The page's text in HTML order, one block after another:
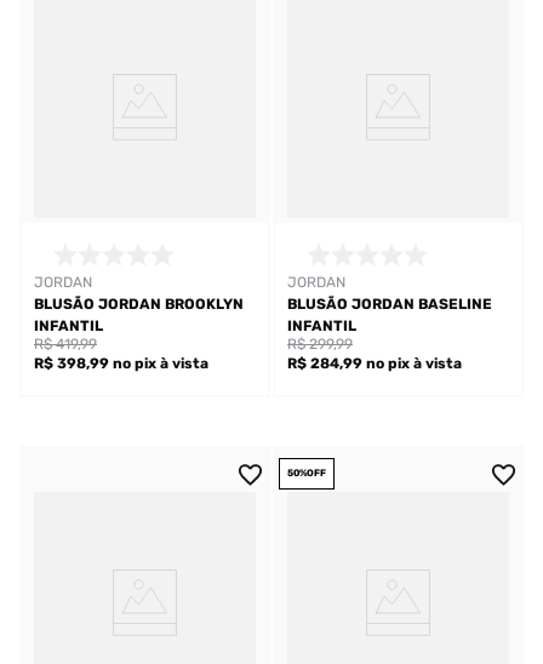
JORDAN
BLUSÃO JORDAN BROOKLYN
INFANTIL
R$ 398,99 no pix à vista
R$ 419,99
JORDAN
BLUSÃO JORDAN BASELINE
INFANTIL
R$ 284,99 no pix à vista
R$ 299,99
50%OFF